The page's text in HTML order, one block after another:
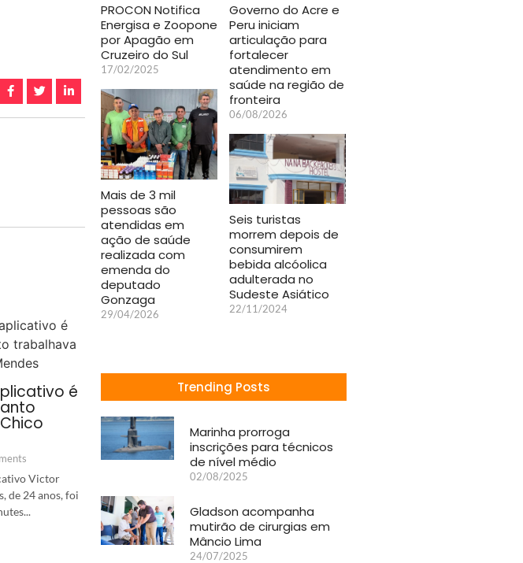
é
Victor
de 24 anos, foi
PROCON Notifica
Energisa e Zoopone
por Apagão em
Cruzeiro do Sul
17/02/2025
Governo do Acre e
Peru iniciam
articulação para
fortalecer
atendimento em
saúde na região de
fronteira
06/08/2026
Mais de 3 mil
pessoas são
atendidas em
ação de saúde
realizada com
emenda do
deputado
Gonzaga
29/04/2026
Seis turistas
morrem depois de
consumirem
bebida alcóolica
adulterada no
Sudeste Asiático
22/11/2024
Trending Posts
Marinha prorroga
inscrições para técnicos
de nível médio
02/08/2025
Gladson acompanha
mutirão de cirurgias em
Mâncio Lima
24/07/2025